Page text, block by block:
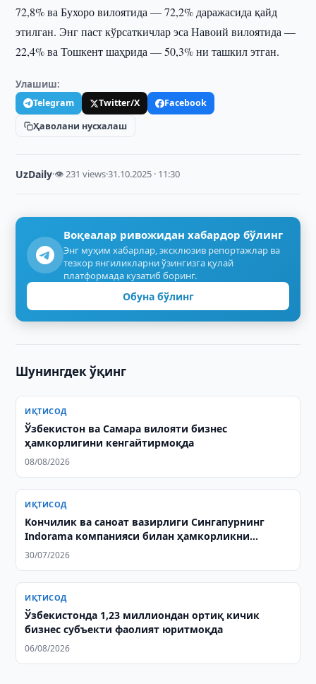
72,8% ва Бухоро вилоятида — 72,2% даражасида қайд
этилган. Энг паст кўрсаткичлар эса Навоий вилоятида —
22,4% ва Тошкент шаҳрида — 50,3% ни ташкил этган.
Улашиш:
Telegram Twitter/X
Facebook
Ҳаволани нусхалаш
UzDaily·👁 231 views·31.10.2025 · 11:30
Воқеалар ривожидан хабардор бўлинг
Энг муҳим хабарлар, эксклюзив репортажлар ва
тезкор янгиликларни ўзингизга қулай
платформада кузатиб боринг.
Обуна бўлинг
Шунингдек ўқинг
ИҚТИСОД
Ўзбекистон ва Самара вилояти бизнес
ҳамкорлигини кенгайтирмоқда
08/08/2026
ИҚТИСОД
Кончилик ва саноат вазирлиги Cингапурнинг
Indorama компанияси билан ҳамкорликни
муҳокама қилди
30/07/2026
ИҚТИСОД
Ўзбекистонда 1,23 миллиондан ортиқ кичик
бизнес субъекти фаолият юритмоқда
06/08/2026